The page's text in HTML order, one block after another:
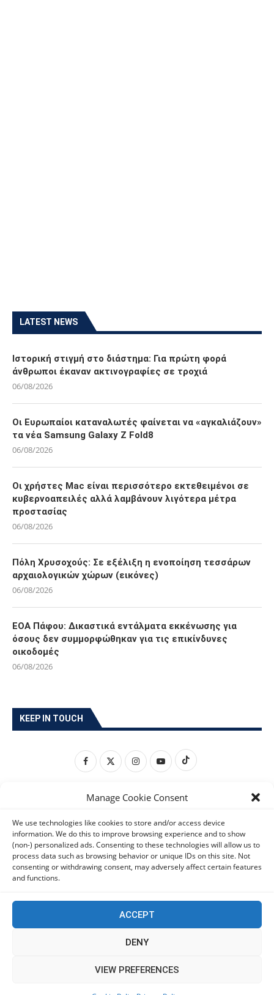
Manage Cookie Consent
We use technologies like cookies to store and/or access device
information. We do this to improve browsing experience and to show
(non-) personalized ads. Consenting to these technologies will allow us to
process data such as browsing behavior or unique IDs on this site. Not
consenting or withdrawing consent, may adversely affect certain features
and functions.
ACCEPT
DENY
VIEW PREFERENCES
LATEST NEWS
Ιστορική στιγμή στο διάστημα: Για πρώτη φορά
άνθρωποι έκαναν ακτινογραφίες σε τροχιά
06/08/2026
Οι Ευρωπαίοι καταναλωτές φαίνεται να «αγκαλιάζουν»
τα νέα Samsung Galaxy Z Fold8
06/08/2026
Οι χρήστες Mac είναι περισσότερο εκτεθειμένοι σε
κυβερνοαπειλές αλλά λαμβάνουν λιγότερα μέτρα
προστασίας
06/08/2026
Πόλη Χρυσοχούς: Σε εξέλιξη η ενοποίηση τεσσάρων
αρχαιολογικών χώρων (εικόνες)
06/08/2026
ΕΟΑ Πάφου: Δικαστικά εντάλματα εκκένωσης για
όσους δεν συμμορφώθηκαν για τις επικίνδυνες
οικοδομές
06/08/2026
KEEP IN TOUCH
This website uses cookies to improve your experience. We'll